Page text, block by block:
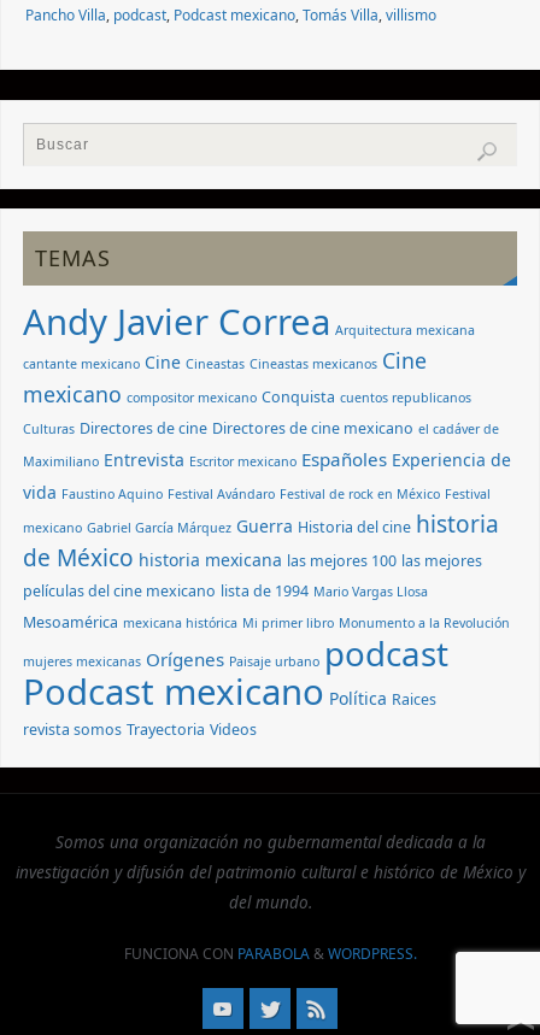
Pancho Villa, podcast, Podcast mexicano,Tomás Villa,villismo
TEMAS
Andy Javier Correa Arquitectura mexicana
cantante mexicano Cine Cineastas Cineastas mexicanos Cine
mexicano compositor mexicano Conquista cuentos republicanos
Culturas Directores de cine Directores de cine mexicano el cadáver de
Maximiliano Entrevista Escritor mexicano Españoles Experiencia de
vida Faustino Aquino Festival Avándaro Festival de rock en México Festival
mexicano Gabriel García Márquez Guerra Historia del cine historia
de México historia mexicana las mejores 100 las mejores
películas del cine mexicano lista de 1994 Mario Vargas Llosa
Mesoamérica mexicana histórica Mi primer libro Monumento a la Revolución
mujeres mexicanas Orígenes Paisaje urbano podcast
Podcast mexicano Política Raices
revista somos Trayectoria Videos
Somos una organización no gubernamental dedicada a la
investigación y difusión del patrimonio cultural e histórico de México y
del mundo.
FUNCIONA CON PARABOLA&WORDPRESS.